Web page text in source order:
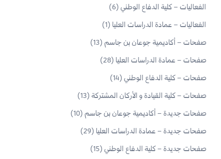
الفعاليات – كلية الدفاع الوطني (6)
الفعاليات – عمادة الدراسات العليا (1)
صفحات – أكاديمية جوعان بن جاسم (13)
صفحات – عمادة الدراسات العليا (28)
صفحات – كلية الدفاع الوطني (14)
صفحات – كلية القيادة و الأركان المشتركة (13)
صفحات جديدة – أكاديمية جوعان بن جاسم (10)
صفحات جديدة – عمادة الدراسات العليا (29)
صفحات جديدة – كلية الدفاع الوطني (15)